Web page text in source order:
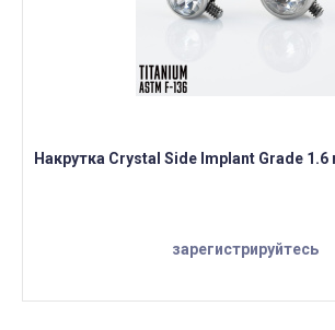
Накрутка Crystal Side Implant Grade 1.6
зарегистрируйтесь